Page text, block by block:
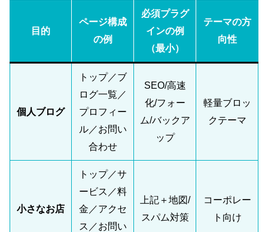
目的
ページ構成
の例
必須プラグ
インの例
（最小）
テーマの方
向性
個人ブログ
トップ／ブ
ログ一覧／
プロフィー
ル／お問い
合わせ
SEO/高速
化/フォー
ム/バックア
ップ
軽量ブロッ
クテーマ
小さなお店
トップ／サ
ービス／料
金／アクセ
ス／お問い
上記＋地図/
スパム対策
コーポレー
ト向け